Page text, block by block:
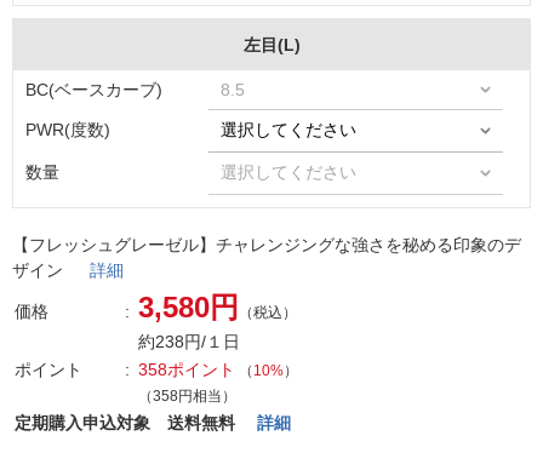
左目(L)
BC(ベースカーブ)
PWR(度数)
数量
【フレッシュグレーゼル】チャレンジングな強さを秘める印象のデ
ザイン 詳細
価格 3,580円 （税込）
約238円/１日
ポイント
358ポイント （ 10%）
（358円相当）
定期購入申込対象 送料無料 詳細